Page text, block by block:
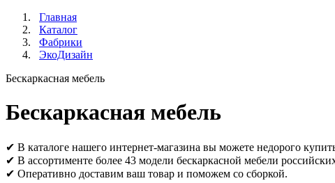
Главная
Каталог
Фабрики
ЭкоДизайн
Бескаркасная мебель
Бескаркасная мебель
✔ В каталоге нашего интернет-магазина вы можете недорого
✔ В ассортименте более 43 модели бескаркасной мебели
✔ Оперативно доставим ваш товар и поможем со сборкой.